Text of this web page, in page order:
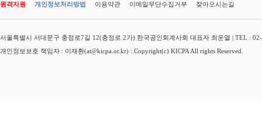
원격지원 개인정보처리방법 이용약관 이메일무단수집거부 찾아오시는길
서울특별시 서대문구 충정로7길 12(충정로 2가) 한국공인회계사회 대표자 최운열 | TEL :
개인정보보호 책임자 : 이재환(at@kicpa.or.kr) : Copyright(c) KICPA All rights Reserved.